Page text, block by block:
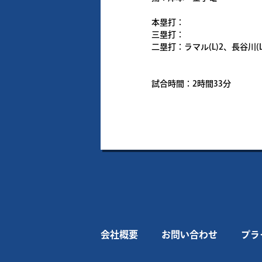
本塁打：
三塁打：
二塁打：ラマル(L)2、長谷川
試合時間：2時間33分
会社概要 お問い合わせ プラ